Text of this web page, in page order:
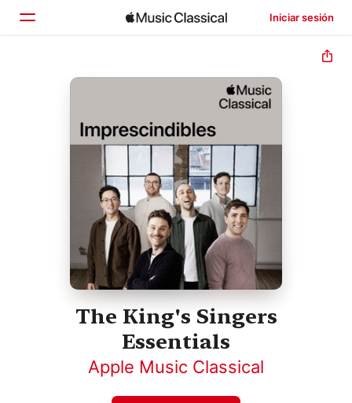
Iniciar sesión
Inicio
Buscar
The King's Singers
Essentials
Apple Music Classical